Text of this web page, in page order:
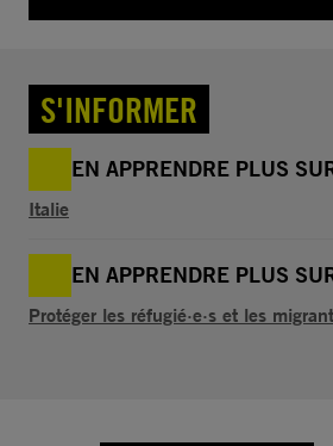
S'INFORMER
EN APPRENDRE PLUS
Italie
EN APPRENDRE PLUS
Protéger les réfugié·e·s et les